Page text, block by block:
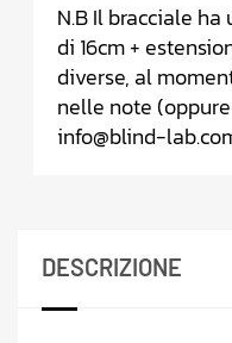
N.B Il bracciale
di 16cm +
diverse, al
nelle note
info@blind-
DESCRIZIONE